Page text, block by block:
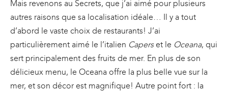
Mais revenons au Secrets, que j’ai aimé pour plusieurs
autres raisons que sa localisation idéale… Il y a tout
d’abord le vaste choix de restaurants! J’ai
particulièrement aimé le l’italien Caperset le Oceana, qui
sert principalement des fruits de mer. En plus de son
délicieux menu, le Oceana offre la plus belle vue sur la
mer, et son décor est magnifique! Autre point fort : la